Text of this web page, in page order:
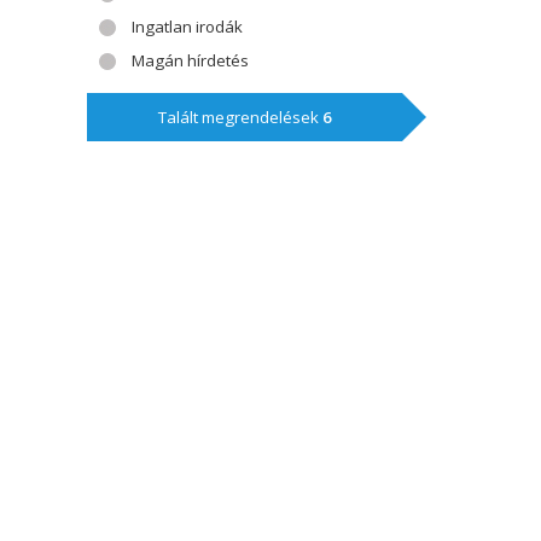
Ingatlan irodák
Magán hírdetés
Talált megrendelések 6